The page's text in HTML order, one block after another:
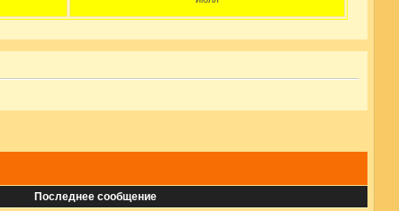
Последнее сообщение